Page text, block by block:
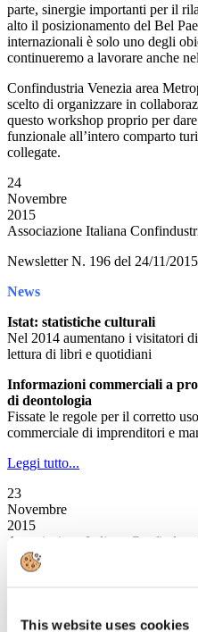
This website uses cookies
parte, sinergie importanti per il
alto il posizionamento del Bel
internazionali è solo uno degli
continueremo a lavorare anche
Confindustria Venezia area
scelto di organizzare in
questo workshop proprio per
funzionale all’intero comparto
collegate.
24
Novembre
2015
Associazione Italiana
Newsletter N. 196 del 24/11/2015
News
Istat: statistiche culturali
Nel 2014 aumentano i visitatori
lettura di libri e quotidiani
Informazioni commerciali a
di deontologia
Fissate le regole per il corretto
commerciale di imprenditori e
Leggi tutto...
23
Novembre
2015
Associazione Italiana
Newsletter N. 195 del 21/11/2015